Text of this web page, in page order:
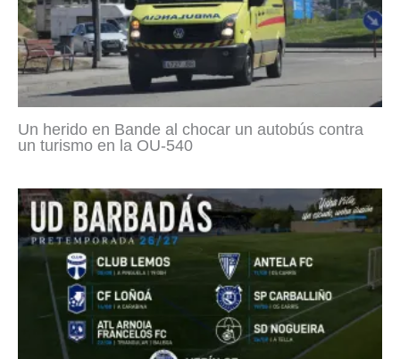
Un herido en Bande al chocar un autobús contra
un turismo en la OU-540